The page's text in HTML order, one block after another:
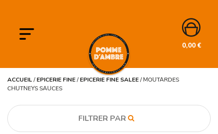
0,00 €
ACCUEIL/EPICERIE FINE/EPICERIE FINE SALEE/MOUTARDES
CHUTNEYS SAUCES
FILTRER PAR